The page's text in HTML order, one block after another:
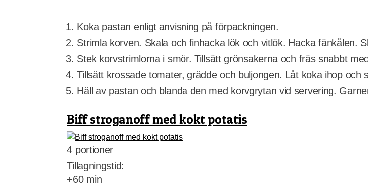
Koka pastan enligt anvisning på förpackningen.
Strimla korven. Skala och finhacka lök och vitlök. Hacka fänkålen.
Stek korvstrimlorna i smör. Tillsätt grönsakerna och fräs snabbt
Tillsätt krossade tomater, grädde och buljongen. Låt koka ihop och
Häll av pastan och blanda den med korvgrytan vid servering.
Biff stroganoff med kokt potatis
4 portioner
Tillagningstid:
+60 min